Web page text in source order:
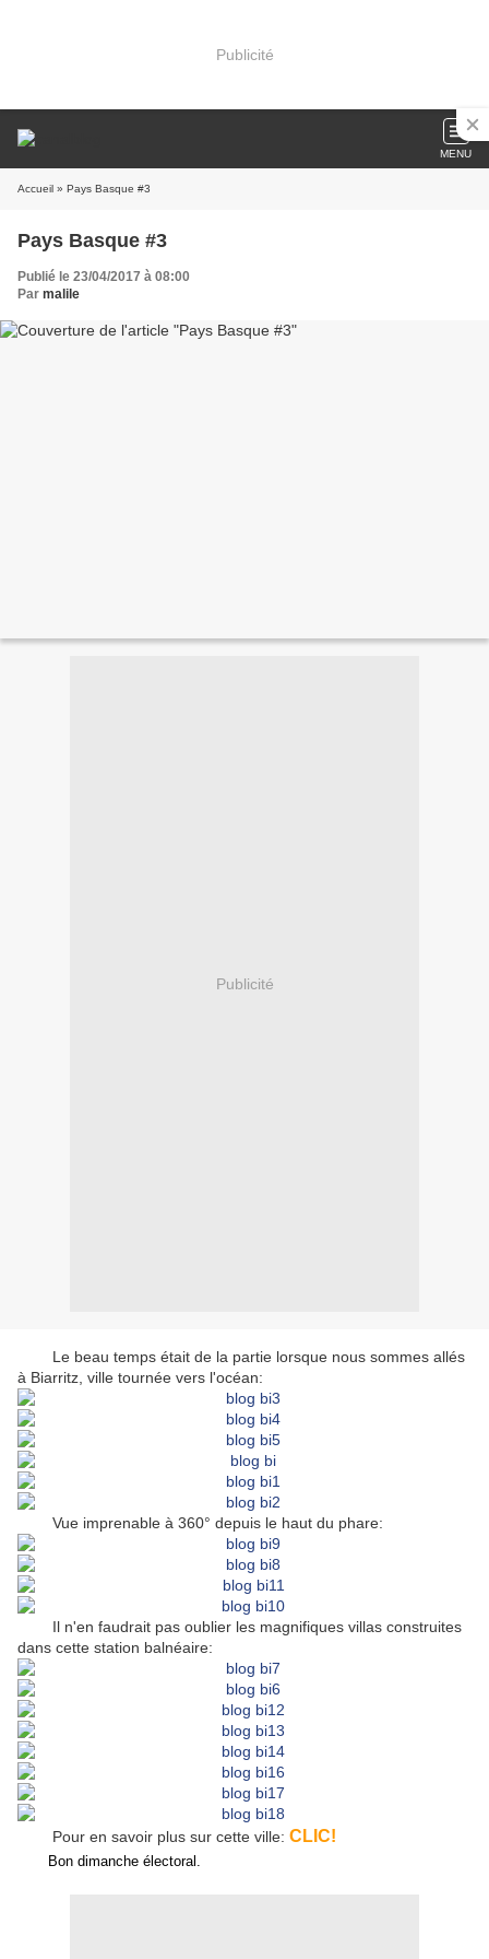
Publicité
MENU
Accueil » Pays Basque #3
Pays Basque #3
Publié le 23/04/2017 à 08:00
Par malile
Publicité
Le beau temps était de la partie lorsque nous sommes allés
à Biarritz, ville tournée vers l'océan:
Vue imprenable à 360° depuis le haut du phare:
Il n'en faudrait pas oublier les magnifiques villas construites
dans cette station balnéaire:
Pour en savoir plus sur cette ville: CLIC!
Bon dimanche électoral.